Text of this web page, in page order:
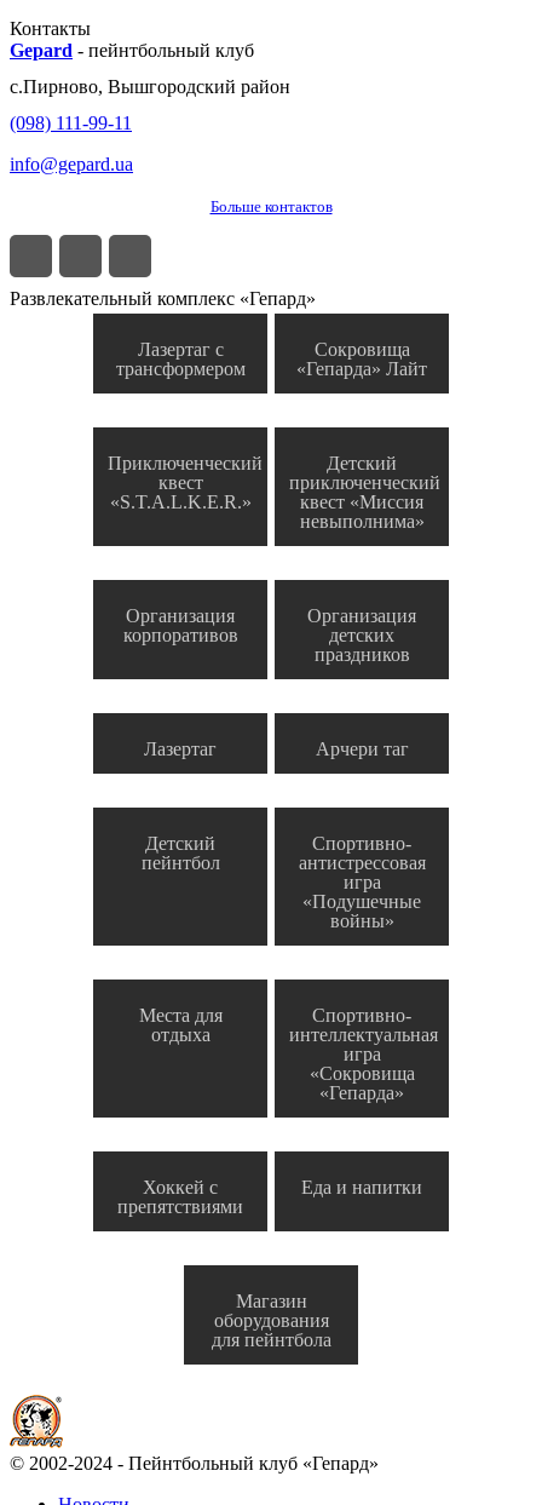
Контакты
Gepard - пейнтбольный клуб
с.Пирново, Вышгородский район
(098) 111-99-11
info@gepard.ua
Больше контактов
Развлекательный комплекс «Гепард»
Лазертаг с
трансформером
Сокровища
«Гепарда» Лайт
Приключенческий
квест
«S.T.A.L.K.E.R.»
Детский
приключенческий
квест «Миссия
невыполнима»
Организация
корпоративов
Организация
детских
праздников
Лазертаг Арчери таг
Детский
пейнтбол
Спортивно-
антистрессовая
игра
«Подушечные
войны»
Места для
отдыха
Спортивно-
интеллектуальная
игра
«Сокровища
«Гепарда»
Хоккей с
препятствиями
Еда и напитки
Магазин
оборудования
для пейнтбола
© 2002-2024 - Пейнтбольный клуб «Гепард»